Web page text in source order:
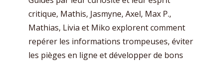
critique, Mathis, Jasmyne, Axel, Max P.,
Mathias, Livia et Miko explorent comment
repérer les informations trompeuses, éviter
les pièges en ligne et développer de bons